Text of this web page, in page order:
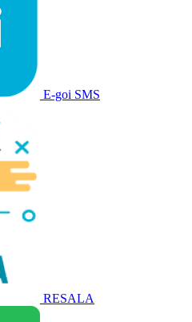
E-goi SMS
RESALA